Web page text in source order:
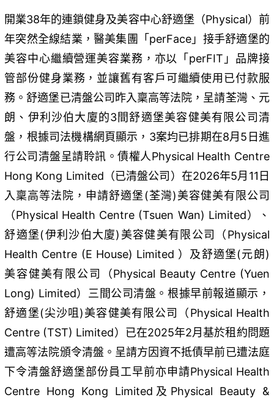
開業38年的連鎖健身及美容中心舒適堡（Physical）前
年突然全線結業，醫美集團「perFace」接手舒適堡的
美容中心繼續營運美容業務，亦以「perFIT」品牌接
管部份健身業務，並讓舊有客戶可繼續使用已付款服
務。舒適堡已清盤公司昨入稟高等法院，呈請荃灣、元
朗、伊利沙伯大廈的3間舒適堡美容健美有限公司清
盤，根據司法機構網頁顯示，3案均已排期在8月5日進
行公司清盤呈請聆訊。債權人Physical Health Centre
Hong Kong Limited（已清盤公司）在2026年5月11日
入稟高等法院，申請舒適堡(荃灣)美容健美有限公司
（Physical Health Centre (Tsuen Wan) Limited）、
舒適堡(伊利沙伯大廈)美容健美有限公司（Physical
Health Centre (E House) Limited ）及舒適堡(元朗)
美容健美有限公司（Physical Beauty Centre (Yuen
Long) Limited）三間公司清盤。根據早前報道顯示，
舒適堡(尖沙咀)美容健美有限公司（Physical Health
Centre (TST) Limited）已在2025年2月基於租約問題
遭高等法院頒令清盤。呈請方因資不抵債早前已遭法庭
下令清盤舒適堡部份員工早前亦申請Physical Health
Centre Hong Kong Limited及Physical Beauty &